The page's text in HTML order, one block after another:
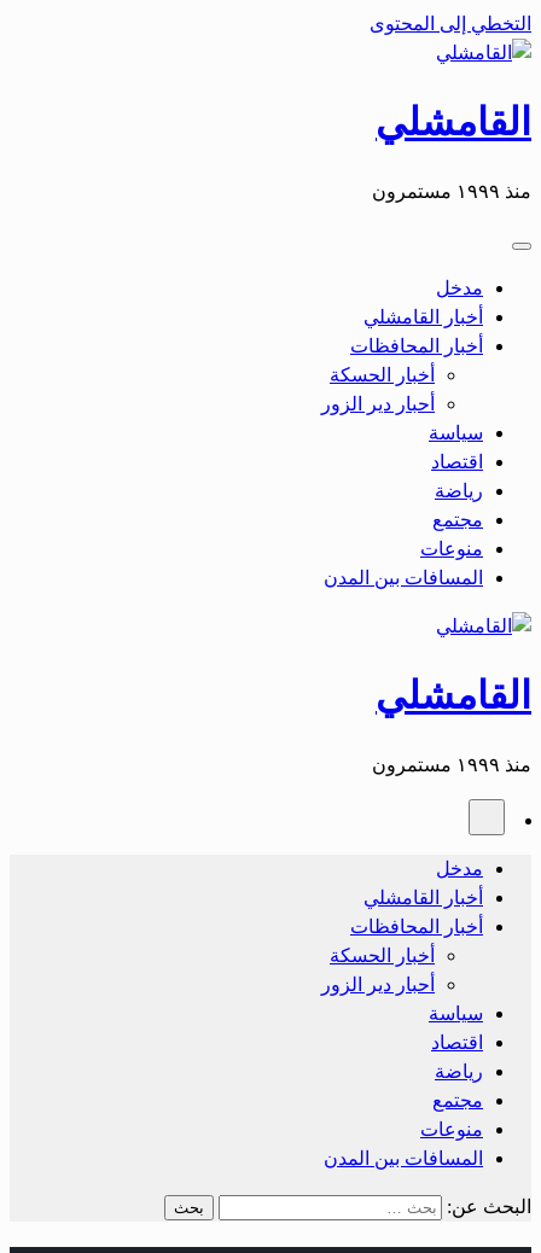
التخطي إلى المحتوى
القامشلي
منذ ١٩٩٩ مستمرون
مدخل
أخبار القامشلي
أخبار المحافظات
أخبار الحسكة
أحبار دير الزور
سياسة
اقتصاد
رياضة
مجتمع
منوعات
المسافات بين المدن
القامشلي
منذ ١٩٩٩ مستمرون
مدخل
أخبار القامشلي
أخبار المحافظات
أخبار الحسكة
أحبار دير الزور
سياسة
اقتصاد
رياضة
مجتمع
منوعات
المسافات بين المدن
البحث عن: